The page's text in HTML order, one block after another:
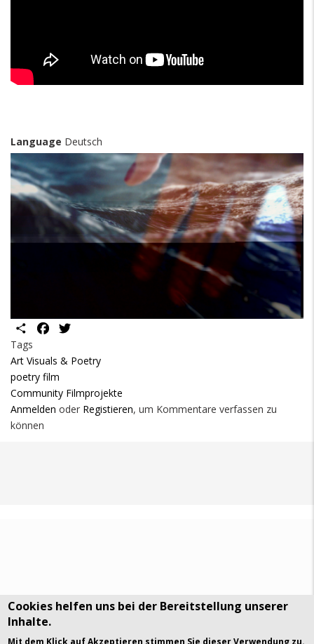
Language Deutsch
ShareFacebook
Tags
Art Visuals & Poetry
poetry film
Community Filmprojekte
Anmelden oder Registieren, um Kommentare verfassen zu
können
Cookies helfen uns bei der Bereitstellung unserer
Inhalte.
Mit dem Klick auf Akzeptieren stimmen Sie dieser Verwendung zu.